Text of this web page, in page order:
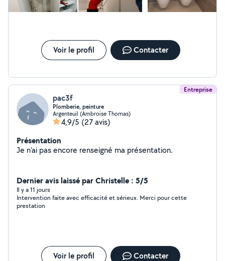
Voir le profil Contacter
Entreprise
pac3f
Plomberie, peinture
Argenteuil (Ambroise Thomas)
4,9/5 (27 avis)
Présentation
Je n'ai pas encore renseigné ma présentation.
Dernier avis laissé par Christelle : 5/5
Il y a 11 jours
Intervention faite avec efficacité et sérieux. Merci pour cette
prestation
Voir le profil Contacter